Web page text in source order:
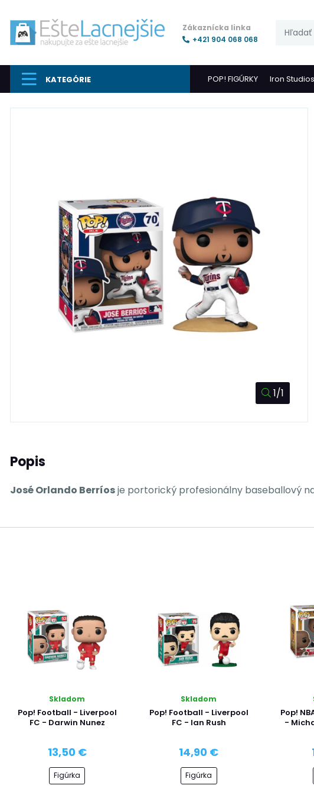
Zákaznícka linka
+421 904 068 068
KATEGÓRIE POP! FIGÚRKY Iron
1/1
Popis
José Orlando Berríosje portorický profesionálny baseballový
Skladom
Pop! Football - Liverpool
FC - Darwin Nunez
13,50 €
Figúrka
Skladom
Pop! Football - Liverpool
FC - Ian Rush
14,90 €
Figúrka
Pop!
-